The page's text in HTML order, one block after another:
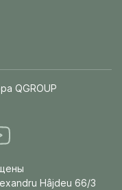
QGROUP
Hâjdeu 66/3